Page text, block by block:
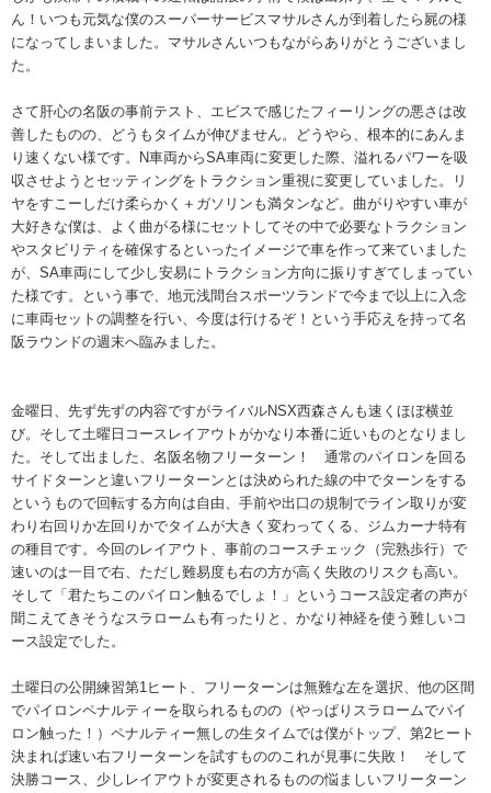
ん！いつも元気な僕のスーパーサービスマサルさんが到着したら屍の様
になってしまいました。マサルさんいつもながらありがとうございまし
た。
さて肝心の名阪の事前テスト、エビスで感じたフィーリングの悪さは改
善したものの、どうもタイムが伸びません。どうやら、根本的にあんま
り速くない様です。N車両からSA車両に変更した際、溢れるパワーを吸
収させようとセッティングをトラクション重視に変更していました。リ
ヤをすこーしだけ柔らかく＋ガソリンも満タンなど。曲がりやすい車が
大好きな僕は、よく曲がる様にセットしてその中で必要なトラクション
やスタビリティを確保するといったイメージで車を作って来ていました
が、SA車両にして少し安易にトラクション方向に振りすぎてしまってい
た様です。という事で、地元浅間台スポーツランドで今まで以上に入念
に車両セットの調整を行い、今度は行けるぞ！という手応えを持って名
阪ラウンドの週末へ臨みました。
金曜日、先ず先ずの内容ですがライバルNSX西森さんも速くほぼ横並
び。そして土曜日コースレイアウトがかなり本番に近いものとなりまし
た。そして出ました、名阪名物フリーターン！ 通常のパイロンを回る
サイドターンと違いフリーターンとは決められた線の中でターンをする
というもので回転する方向は自由、手前や出口の規制でライン取りが変
わり右回りか左回りかでタイムが大きく変わってくる、ジムカーナ特有
の種目です。今回のレイアウト、事前のコースチェック（完熟歩行）で
速いのは一目で右、ただし難易度も右の方が高く失敗のリスクも高い。
そして「君たちこのパイロン触るでしょ！」というコース設定者の声が
聞こえてきそうなスラロームも有ったりと、かなり神経を使う難しいコ
ース設定でした。
土曜日の公開練習第1ヒート、フリーターンは無難な左を選択、他の区間
でパイロンペナルティーを取られるものの（やっぱりスラロームでパイ
ロン触った！）ペナルティー無しの生タイムでは僕がトップ、第2ヒート
決まれば速い右フリーターンを試すもののこれが見事に失敗！ そして
決勝コース、少しレイアウトが変更されるものの悩ましいフリーターン